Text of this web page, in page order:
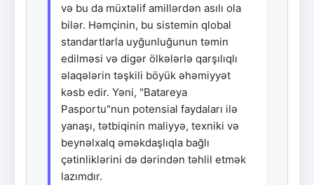
və bu da müxtəlif amillərdən asılı ola
bilər. Həmçinin, bu sistemin qlobal
standartlarla uyğunluğunun təmin
edilməsi və digər ölkələrlə qarşılıqlı
əlaqələrin təşkili böyük əhəmiyyət
kəsb edir. Yəni, "Batareya
Pasportu"nun potensial faydaları ilə
yanaşı, tətbiqinin maliyyə, texniki və
beynəlxalq əməkdaşlıqla bağlı
çətinliklərini də dərindən təhlil etmək
lazımdır.